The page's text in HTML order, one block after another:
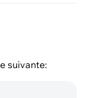
suivante: